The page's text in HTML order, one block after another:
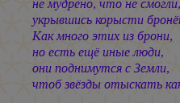
не мудрено, что не смогли,
укрывшись корысти
Как много этих из брони,
но есть ещё иные люди,
они поднимутся с Земли,
чтоб звёзды отыскать